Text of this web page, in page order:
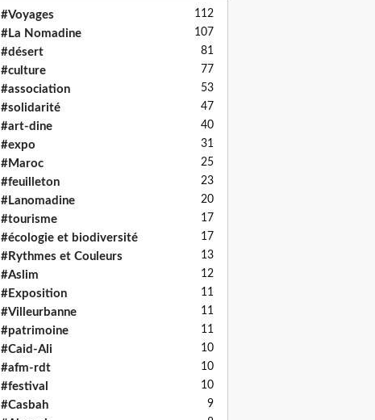
#Voyages 112
#La Nomadine 107
#désert 81
#culture 77
#association 53
#solidarité 47
#art-dine 40
#expo 31
#Maroc 25
#feuilleton 23
#Lanomadine 20
#tourisme 17
#écologie et biodiversité 17
#Rythmes et Couleurs 13
#Aslim 12
#Exposition 11
#Villeurbanne 11
#patrimoine 11
#Caid-Ali 10
#afm-rdt 10
#festival 10
#Casbah 9